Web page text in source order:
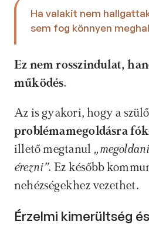
Ha valakit nem
sem fog könnyen
Ez nem rosszindulat,
működés.
problémamegoldásra
illető megtanul
érezni”. Ez később
nehézségekhez vezethet.
Érzelmi kimerültség